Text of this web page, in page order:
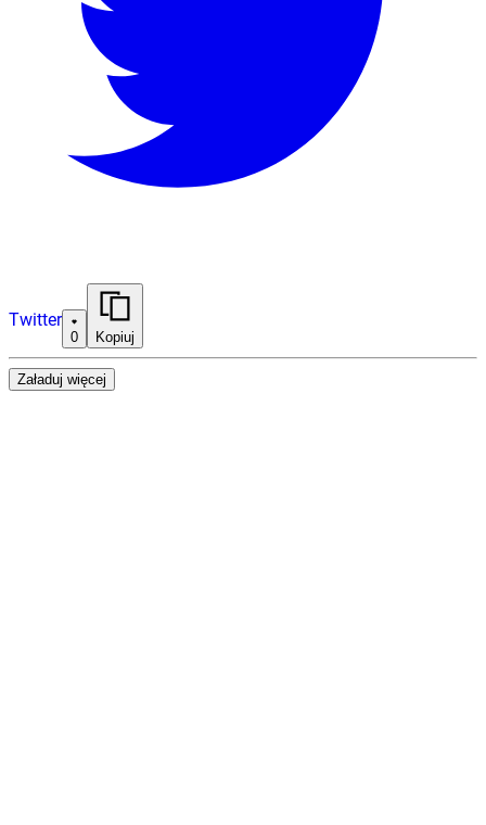
Twitter
0 Kopiuj
Załaduj więcej